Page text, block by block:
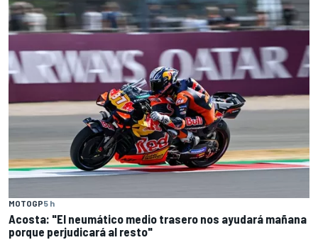
MOTOGP5 h
Acosta: "El neumático medio trasero nos ayudará mañana
porque perjudicará al resto"